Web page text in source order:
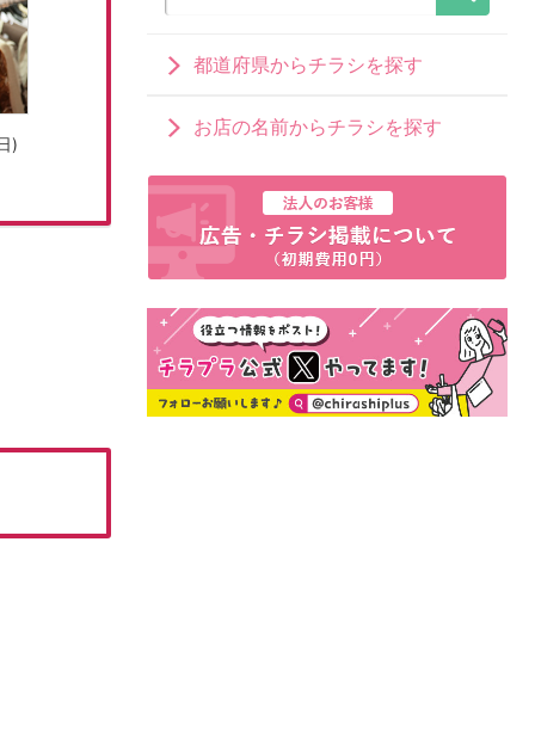
)
都道府県からチラシを探す
お店の名前からチラシを探す